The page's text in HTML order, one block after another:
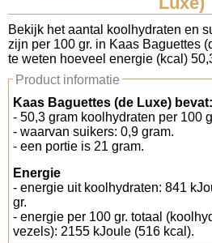
Koolhydraten tellen
Links
Bekijk het aantal koolhydraten en
zijn per 100 gr. in Kaas Baguettes
te weten hoeveel energie (kcal)
Product informatie
Kaas Baguettes (de Luxe) bevat:
- 50,3 gram koolhydraten per 100
- waarvan suikers: 0,9 gram.
- een portie is 21 gram.
Energie
- energie uit koolhydraten: 841
gr.
- energie per 100 gr. totaal
vezels): 2155 kJoule (516 kcal).